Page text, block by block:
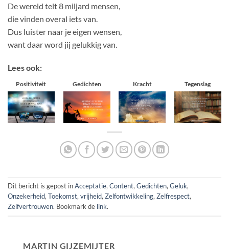
De wereld telt 8 miljard mensen,
die vinden overal iets van.
Dus luister naar je eigen wensen,
want daar word jij gelukkig van.
Lees ook:
Positiviteit Gedichten Kracht Tegenslag
Dit bericht is gepost inAcceptatie,Content,Gedichten,Geluk,
Onzekerheid,Toekomst,vrijheid,Zelfontwikkeling,Zelfrespect,
Zelfvertrouwen. Bookmark de link.
MARTIN GIJZEMIJTER